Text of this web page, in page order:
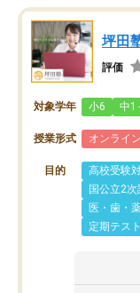
坪田
評価
対象学年 小6 中1
授業形式 オンライ
目的 高校受験
国公立2
医・歯・
定期テス